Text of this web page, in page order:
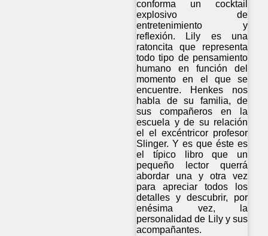
conforma un cocktail
explosivo de
entretenimiento y
reflexión. Lily es una
ratoncita que representa
todo tipo de pensamiento
humano en función del
momento en el que se
encuentre. Henkes nos
habla de su familia, de
sus compañeros en la
escuela y de su relación
el el excéntricor profesor
Slinger. Y es que éste es
el típico libro que un
pequeño lector querrá
abordar una y otra vez
para apreciar todos los
detalles y descubrir, por
enésima vez, la
personalidad de Lily y sus
acompañantes.